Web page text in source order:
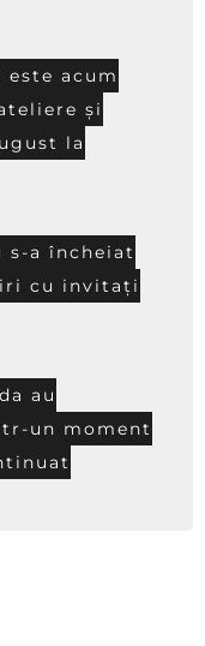
este acum
și
la
s-a încheiat
cu invitați
au
un moment